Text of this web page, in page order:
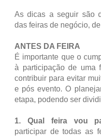
As dicas a seguir são
das feiras de negócio,
ANTES DA FEIRA
É importante que o
à participação de uma
contribuir para evitar
e pós evento. O
etapa, podendo ser
1. Qual feira vou
participar de todas as